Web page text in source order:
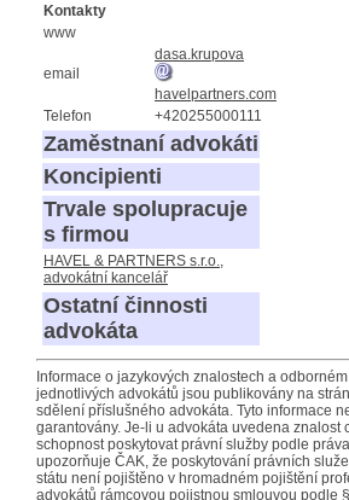
Kontakty
www
email
dasa.krupova
havelpartners.com
Telefon
+420255000111
Zaměstnaní advokáti
Koncipienti
Trvale spolupracuje
s firmou
HAVEL & PARTNERS s.r.o.,
advokátní kancelář
Ostatní činnosti
advokáta
Informace o jazykových znalostech a
jednotlivých advokátů jsou publikovány na
sdělení příslušného advokáta. Tyto informace
garantovány. Je-li u advokáta uvedena znalost
schopnost poskytovat právní služby podle
upozorňuje ČAK, že poskytování právních
státu není pojištěno v hromadném pojištění
advokátů rámcovou pojistnou smlouvou podle